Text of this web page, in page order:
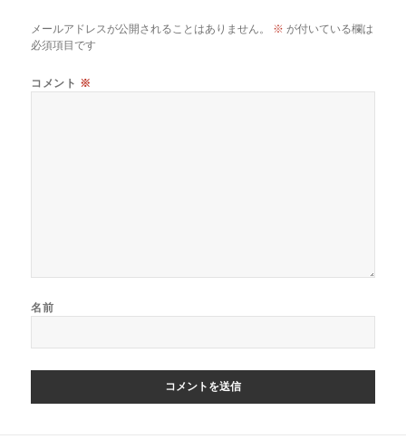
ゲ
ー
シ
ン
メールアドレスが公開されることはありません。 ※ が付いている欄は
必須項目です
コメント ※
名前